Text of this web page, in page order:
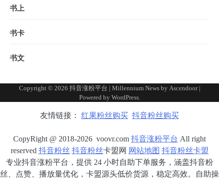
书上
书卡
书文
Copyright © 2026 抖音涨粉平台 | Millennium News by Ascendoor|
Powered by WordPress.
友情链接： 红果粉丝购买 抖音粉丝购买
CopyRight @ 2018-2026 voovr.com 抖音涨粉平台 All right
reserved 抖音粉丝 抖音粉丝卡盟网 网站地图 抖音粉丝卡盟
专业抖音涨粉平台，提供 24 小时自助下单服务，涵盖抖音粉
丝、点赞、播放量优化，卡盟源头低价货源，稳定高效。自助操